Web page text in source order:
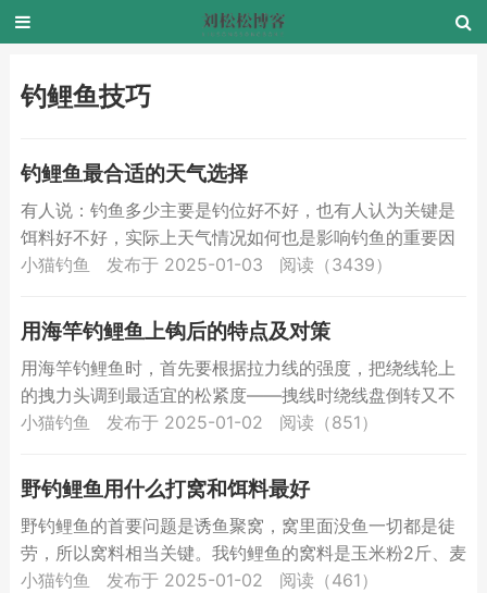
钓鲤鱼技巧
钓鲤鱼最合适的天气选择
有人说：钓鱼多少主要是钓位好不好，也有人认为关键是
饵料好不好，实际上天气情况如何也是影响钓鱼的重要因
素之一。在垂钓过程中丝毫不亚于其它任何一个环节。不
小猫钓鱼 发布于 2025-01-03 阅读（3439）
用海竿钓鲤鱼上钩后的特点及对策
用海竿钓鲤鱼时，首先要根据拉力线的强度，把绕线轮上
的拽力头调到最适宜的松紧度——拽线时绕线盘倒转又不
断线。一般要稍松点，不要过紧。这一点十分重要，不可
小猫钓鱼 发布于 2025-01-02 阅读（851）
野钓鲤鱼用什么打窝和饵料最好
野钓鲤鱼的首要问题是诱鱼聚窝，窝里面没鱼一切都是徒
劳，所以窝料相当关键。我钓鲤鱼的窝料是玉米粉2斤、麦
麸1斤、谷子半斤、麦子半斤、高粱半斤、酿酒用的曲酒适
小猫钓鱼 发布于 2025-01-02 阅读（461）